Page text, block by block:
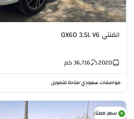
انفنتي QX60 3.5L V6
2020
36,716كم
مواصفات سعودي•متاحة للتمويل
سعر ممتاز